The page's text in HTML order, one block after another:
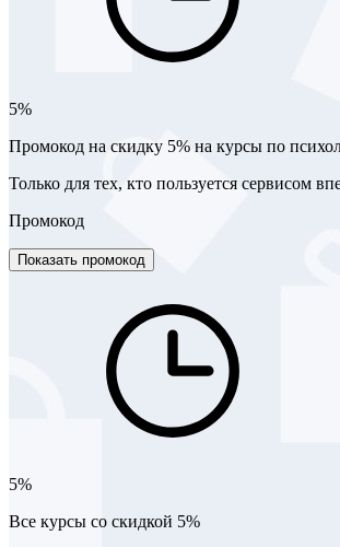
5%
Промокод на скидку 5% на курсы по
Только для тех, кто пользуется сервисом
Промокод
Показать промокод
5%
Все курсы со скидкой 5%